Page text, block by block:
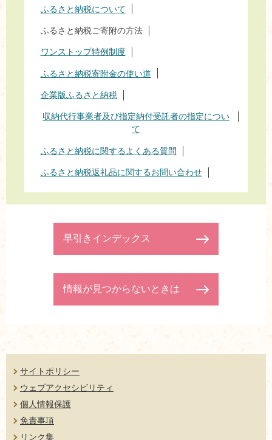
ふるさと納税について
ふるさと納税ご寄附の方法
ワンストップ特例制度
ふるさと納税寄附金の使い道
企業版ふるさと納税
収納代行事業者及び指定納付受託者の指定につい
て
ふるさと納税に関するよくある質問
ふるさと納税返礼品に関するお問い合わせ
早引きインデックス
情報が見つからないときは
サイトポリシー
ウェブアクセシビリティ
個人情報保護
免責事項
リンク集